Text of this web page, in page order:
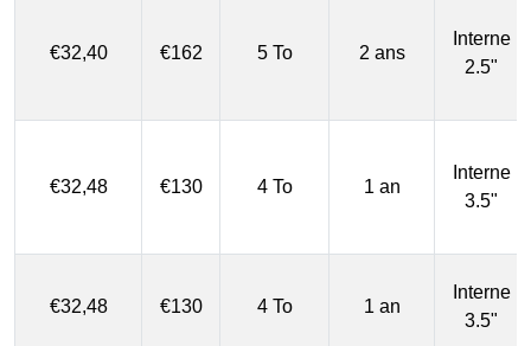
€32,40 €162 5 To 2 ans
Interne
2.5"
€32,48 €130 4 To 1 an
Interne
3.5"
€32,48 €130 4 To 1 an
Interne
3.5"